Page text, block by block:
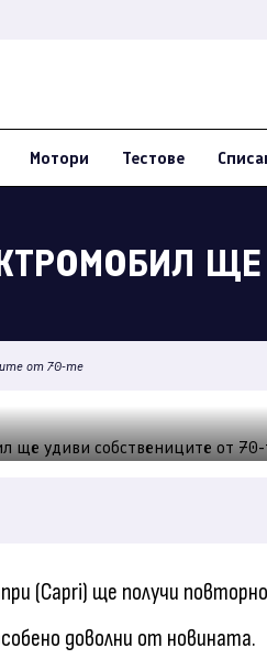
Мотори Тестове
ЩЕ
от 70-те
(Capri) ще получи
доволни от новината.